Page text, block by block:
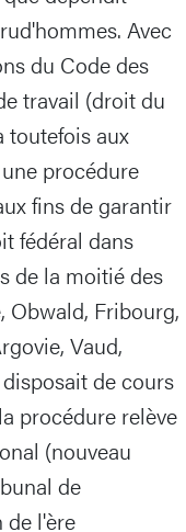
Avec
du Code des
travail (droit du
toutefois aux
procédure
fins de garantir
fédéral dans
de la moitié des
Obwald, Fribourg,
Vaud,
de cours
procédure relève
(nouveau
de
l'ère